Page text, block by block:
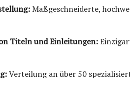
Maßgeschneiderte,
Titeln und Einleitungen:
Verteilung an über 50